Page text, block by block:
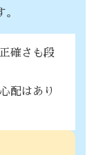
確さも段
配はあり